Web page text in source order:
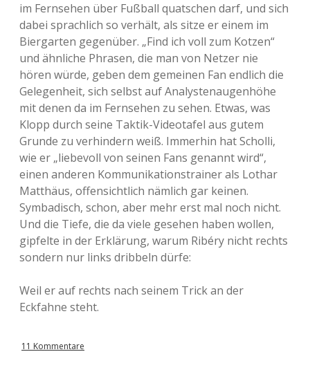
im Fernsehen über Fußball quatschen darf, und sich
dabei sprachlich so verhält, als sitze er einem im
Biergarten gegenüber. „Find ich voll zum Kotzen“
und ähnliche Phrasen, die man von Netzer nie
hören würde, geben dem gemeinen Fan endlich die
Gelegenheit, sich selbst auf Analystenaugenhöhe
mit denen da im Fernsehen zu sehen. Etwas, was
Klopp durch seine Taktik-Videotafel aus gutem
Grunde zu verhindern weiß. Immerhin hat Scholli,
wie er „liebevoll von seinen Fans genannt wird“,
einen anderen Kommunikationstrainer als Lothar
Matthäus, offensichtlich nämlich gar keinen.
Symbadisch, schon, aber mehr erst mal noch nicht.
Und die Tiefe, die da viele gesehen haben wollen,
gipfelte in der Erklärung, warum Ribéry nicht rechts
sondern nur links dribbeln dürfe:
Weil er auf rechts nach seinem Trick an der
Eckfahne steht.
11 Kommentare